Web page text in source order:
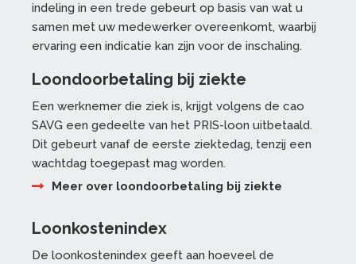
indeling in een trede gebeurt op basis van wat u
samen met uw medewerker overeenkomt, waarbij
ervaring een indicatie kan zijn voor de inschaling.
Loondoorbetaling bij ziekte
Een werknemer die ziek is, krijgt volgens de cao
SAVG een gedeelte van het PRIS-loon uitbetaald.
Dit gebeurt vanaf de eerste ziektedag, tenzij een
wachtdag toegepast mag worden.
Meer over loondoorbetaling bij ziekte
Loonkostenindex
De loonkostenindex geeft aan hoeveel de